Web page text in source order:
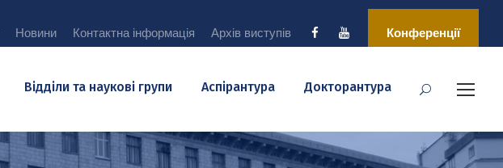
Новини Контактна інформація Архів виступів Конференції
Відділи та наукові групи Аспірантура Докторантура